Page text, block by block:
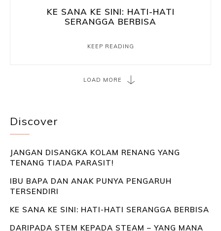
KE SANA KE SINI: HATI-HATI
SERANGGA BERBISA
KEEP READING
LOAD MORE
Discover
JANGAN DISANGKA KOLAM RENANG YANG
TENANG TIADA PARASIT!
IBU BAPA DAN ANAK PUNYA PENGARUH
TERSENDIRI
KE SANA KE SINI: HATI-HATI SERANGGA BERBISA
DARIPADA STEM KEPADA STEAM – YANG MANA